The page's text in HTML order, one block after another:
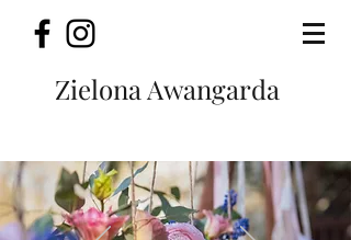
Zielona Awangarda